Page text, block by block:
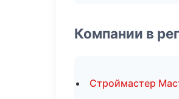
Компании в
Строймастер